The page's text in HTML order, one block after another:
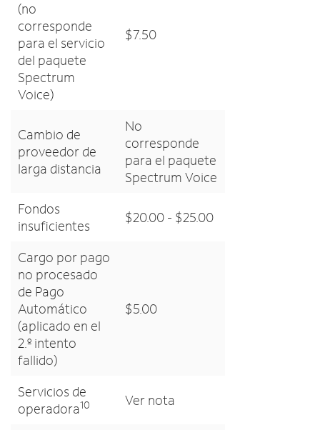
(no
corresponde
para el servicio
del paquete
Spectrum
Voice)
$7.50
Cambio de
proveedor de
larga distancia
No
corresponde
para el paquete
Spectrum Voice
Fondos
insuficientes
$20.00 - $25.00
Cargo por pago
no procesado
de Pago
Automático
(aplicado en el
2.º intento
fallido)
$5.00
Servicios de
operadora10 Ver nota